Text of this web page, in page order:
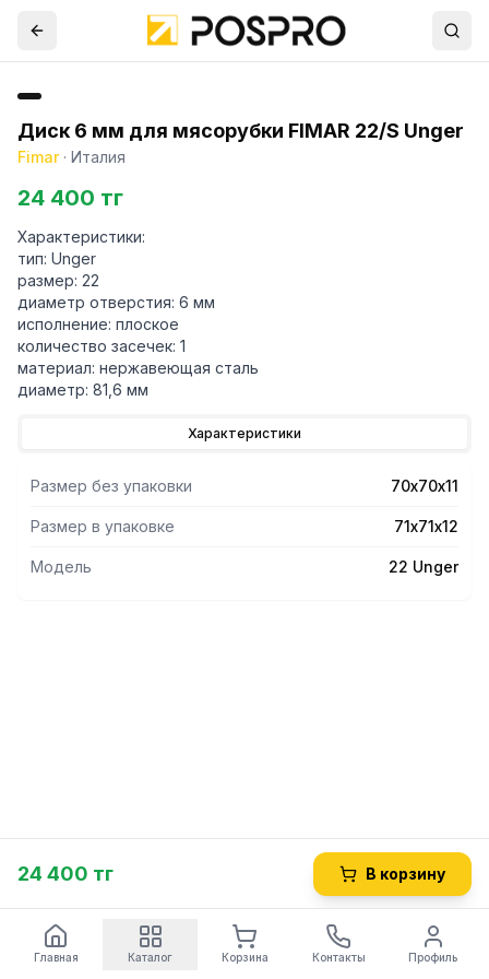
Диск 6 мм для мясорубки FIMAR 22/S Unger
Fimar· Италия
24 400 тг
Характеристики:
тип: Unger
размер: 22
диаметр отверстия: 6 мм
исполнение: плоское
количество засечек: 1
материал: нержавеющая сталь
Характеристики
Размер без упаковки 70х70х11
Размер в упаковке 71х71х12
Модель 22 Unger
24 400 тг В корзину
Главная Каталог Корзина Контакты Профиль